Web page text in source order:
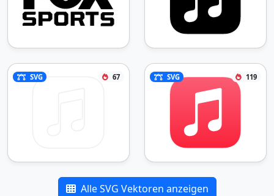
SVG 67 SVG 119
Alle SVG Vektoren anzeigen